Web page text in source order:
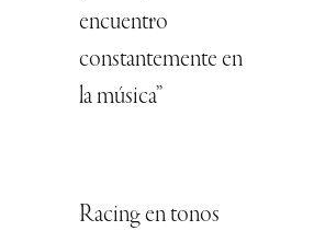
encuentro
constantemente en
la música”
Racing en tonos